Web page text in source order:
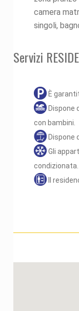
camera
singoli,
Servizi
È
Dispone
con bambini.
Dispone
Gli
condizionata.
Il